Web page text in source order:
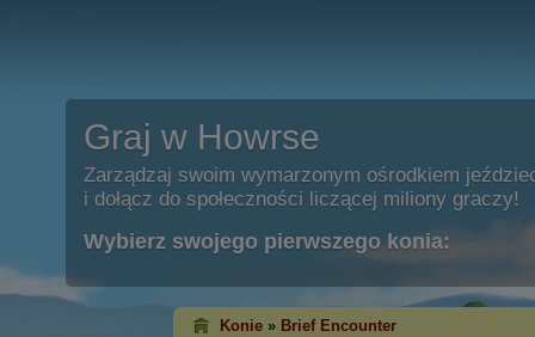
Graj w Howrse
Zarządzaj swoim wymarzonym ośrodkiem
i dołącz do społeczności liczącej miliony graczy!
Wybierz swojego pierwszego konia:
Konie » Brief Encounter